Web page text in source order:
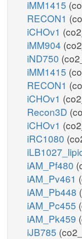
iMM1415
RECON1
iCHOv1
iMM904
iND750
iMM1415
RECON1
iCHOv1
Recon3D
iCHOv1
iRC1080
iAM_Pf480
iAM_Pv461
iAM_Pb448
iAM_Pc455
iAM_Pk459
iJB785